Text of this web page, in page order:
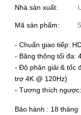
Nhà sản xuất:
Mã sản phẩm:
- Chuẩn giao tiếp:
- Băng thông tối đa:
- Độ phân giải & tốc
trợ 4K @ 120Hz)
- Tương thích
Bảo hành : 18 tháng